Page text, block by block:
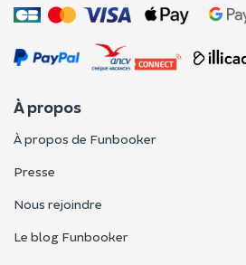
À propos
À propos de Funbooker
Presse
Nous rejoindre
Le blog Funbooker